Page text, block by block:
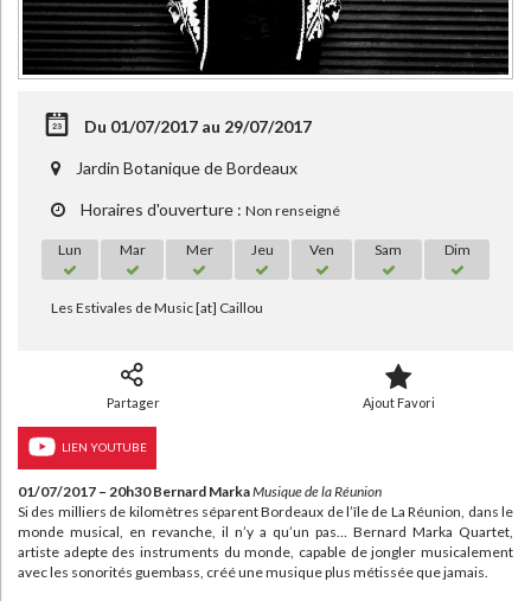
Du 01/07/2017 au 29/07/2017
Jardin Botanique de Bordeaux
Horaires d'ouverture : Non renseigné
Lun Mar Mer Jeu Ven Sam Dim
Les Estivales de Music [at] Caillou
Partager Ajout Favori
LIEN YOUTUBE
01/07/2017 – 20h30 Bernard MarkaMusique de la Réunion
Si des milliers de kilomètres séparent Bordeaux de l’île de La Réunion, dans le
monde musical, en revanche, il n’y a qu’un pas… Bernard Marka Quartet,
artiste adepte des instruments du monde, capable de jongler musicalement
avec les sonorités guembass, créé une musique plus métissée que jamais.